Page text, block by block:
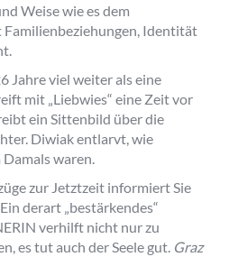
Weise wie es dem
Familienbeziehungen, Identität
Jahre viel weiter als eine
mit „Liebwies“ eine Zeit vor
ein Sittenbild über die
Diwiak entlarvt, wie
Damals waren.
zur Jetztzeit informiert Sie
derart „bestärkendes“
verhilft nicht nur zu
es tut auch der Seele gut. Graz